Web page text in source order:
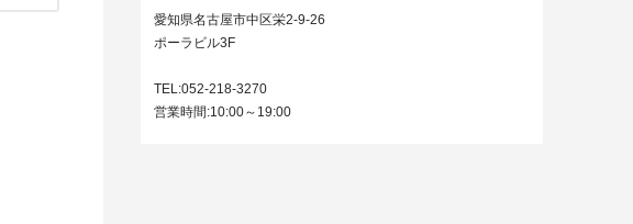
愛知県名古屋市中区栄2-9-26
ポーラビル3F
TEL:052-218-3270
営業時間:10:00～19:00